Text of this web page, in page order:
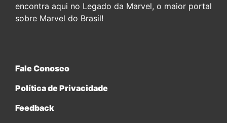
encontra aqui no Legado da Marvel, o maior portal
sobre Marvel do Brasil!
Fale Conosco
Política de Privacidade
Feedback